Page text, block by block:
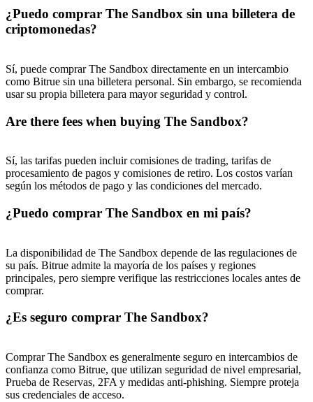
¿Puedo comprar The Sandbox sin una billetera de
criptomonedas?
Sí, puede comprar The Sandbox directamente en un intercambio
como Bitrue sin una billetera personal. Sin embargo, se recomienda
usar su propia billetera para mayor seguridad y control.
Are there fees when buying The Sandbox?
Sí, las tarifas pueden incluir comisiones de trading, tarifas de
procesamiento de pagos y comisiones de retiro. Los costos varían
según los métodos de pago y las condiciones del mercado.
¿Puedo comprar The Sandbox en mi país?
La disponibilidad de The Sandbox depende de las regulaciones de
su país. Bitrue admite la mayoría de los países y regiones
principales, pero siempre verifique las restricciones locales antes de
comprar.
¿Es seguro comprar The Sandbox?
Comprar The Sandbox es generalmente seguro en intercambios de
confianza como Bitrue, que utilizan seguridad de nivel empresarial,
Prueba de Reservas, 2FA y medidas anti-phishing. Siempre proteja
sus credenciales de acceso.